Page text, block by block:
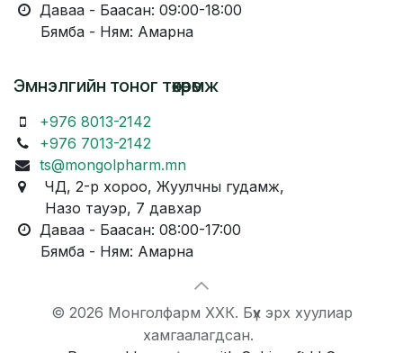
Даваа - Баасан: 09:00-18:00
Бямба - Ням: Амарна
Эмнэлгийн тоног төхөөрөмж
+976 8013-2142
+976 7013-2142
ts@mongolpharm.mn
ЧД, 2-р хороо, Жуулчны гудамж,
Назо тауэр, 7 давхар
Даваа - Баасан: 08:00-17:00
Бямба - Ням: Амарна
© 2026 Монголфарм ХХК. Бүх эрх хуулиар
хамгаалагдсан.